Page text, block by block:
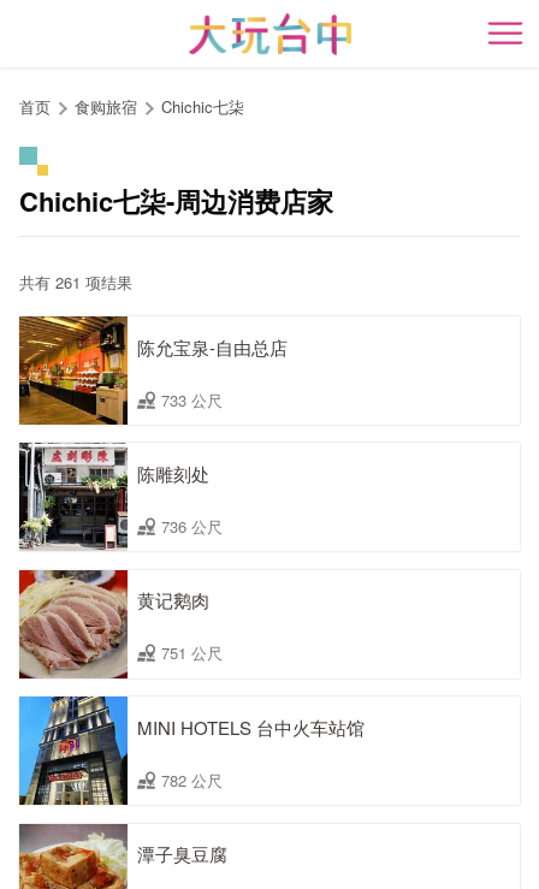
开
首页 食购旅宿 Chichic七柒
Chichic七柒-周边消费店家
共有 261 项结果
陈允宝泉-自由总店
733 公尺
陈雕刻处
736 公尺
黄记鹅肉
751 公尺
MINI HOTELS 台中火车站馆
782 公尺
潭子臭豆腐